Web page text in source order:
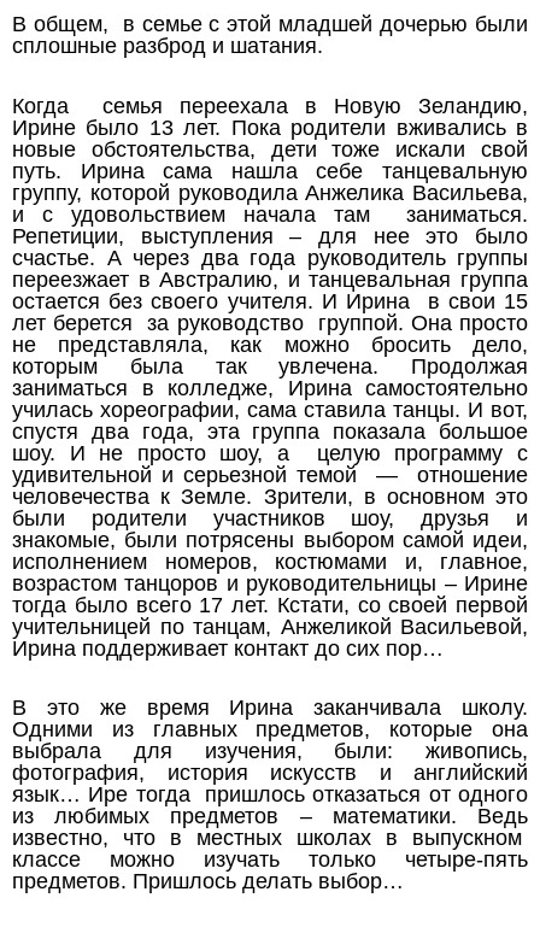
В общем, в семье с этой младшей дочерью были
сплошные разброд и шатания.
Когда семья переехала в Новую Зеландию,
Ирине было 13 лет. Пока родители вживались в
новые обстоятельства, дети тоже искали свой
путь. Ирина сама нашла себе танцевальную
группу, которой руководила Анжелика Васильева,
и с удовольствием начала там заниматься.
Репетиции, выступления – для нее это было
счастье. А через два года руководитель группы
переезжает в Австралию, и танцевальная группа
остается без своего учителя. И Ирина в свои 15
лет берется за руководство группой. Она просто
не представляла, как можно бросить дело,
которым была так увлечена. Продолжая
заниматься в колледже, Ирина самостоятельно
училась хореографии, сама ставила танцы. И вот,
спустя два года, эта группа показала большое
шоу. И не просто шоу, а целую программу с
удивительной и серьезной темой — отношение
человечества к Земле. Зрители, в основном это
были родители участников шоу, друзья и
знакомые, были потрясены выбором самой идеи,
исполнением номеров, костюмами и, главное,
возрастом танцоров и руководительницы – Ирине
тогда было всего 17 лет. Кстати, со своей первой
учительницей по танцам, Анжеликой Васильевой,
Ирина поддерживает контакт до сих пор…
В это же время Ирина заканчивала школу.
Одними из главных предметов, которые она
выбрала для изучения, были: живопись,
фотография, история искусств и английский
язык… Ире тогда пришлось отказаться от одного
из любимых предметов – математики. Ведь
известно, что в местных школах в выпускном
классе можно изучать только четыре-пять
предметов. Пришлось делать выбор…